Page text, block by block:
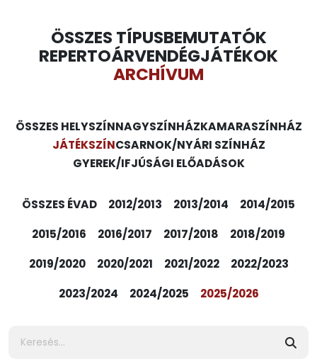
ÖSSZES TÍPUSBEMUTATÓK
REPERTOÁRVENDÉGJÁTÉKOK
ARCHÍVUM
ÖSSZES HELYSZÍNNAGYSZÍNHÁZKAMARASZÍNHÁZ
JÁTÉKSZÍNCSARNOK/NYÁRI SZÍNHÁZ
GYEREK/IFJÚSÁGI ELŐADÁSOK
ÖSSZES ÉVAD 2012/2013 2013/2014
2014/2015
2015/2016
2016/2017 2017/2018
2018/2019
2019/2020
2020/2021 2021/2022
2022/2023
2023/2024
2024/2025 2025/2026